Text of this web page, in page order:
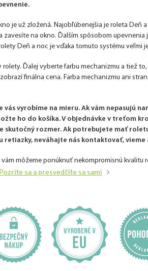
je už zložená. Najobľúbenejšia je roleta Deň
zavesíte na okno. Ďalším spôsobom
Deň a noc je vďaka tomuto systému veľmi
rolety. Ďalej vyberte farbu mechanizmu a tiež
finálna cena. Farba mechanizmu ani
vás vyrobíme na mieru. Ak vám nepasujú
ho do košíka. V objednávke v treťom
skutočný rozmer. Ak potrebujete mať
neváhajte nás kontaktovať, vieme
vám môžeme ponúknuť nekompromisnú kvalitu
Pozrite sa a presvedčite sa sami